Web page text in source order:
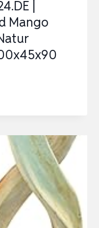
|
Mango